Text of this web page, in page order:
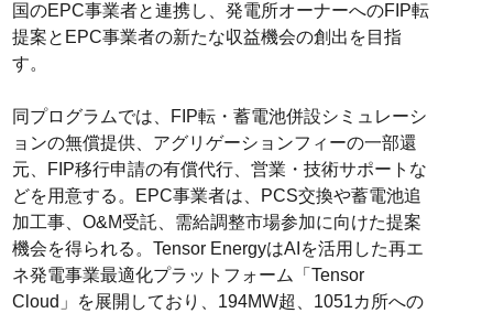
国のEPC事業者と連携し、発電所オーナーへのFIP転
提案とEPC事業者の新たな収益機会の創出を目指
す。
同プログラムでは、FIP転・蓄電池併設シミュレーシ
ョンの無償提供、アグリゲーションフィーの一部還
元、FIP移行申請の有償代行、営業・技術サポートな
どを用意する。EPC事業者は、PCS交換や蓄電池追
加工事、O&M受託、需給調整市場参加に向けた提案
機会を得られる。Tensor EnergyはAIを活用した再エ
ネ発電事業最適化プラットフォーム「Tensor
Cloud」を展開しており、194MW超、1051カ所への